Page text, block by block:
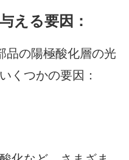
える要因：
品の陽極酸化層の光
くつかの要因：